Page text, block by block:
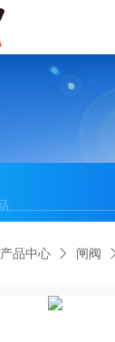
产品中心 闸阀